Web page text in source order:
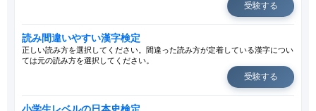
受験する
読み間違いやすい漢字検定
正しい読み方を選択してください。間違った読み方が定着している漢字につい
ては元の読み方を選択してください。
受験する
小学生レベルの日本史検定